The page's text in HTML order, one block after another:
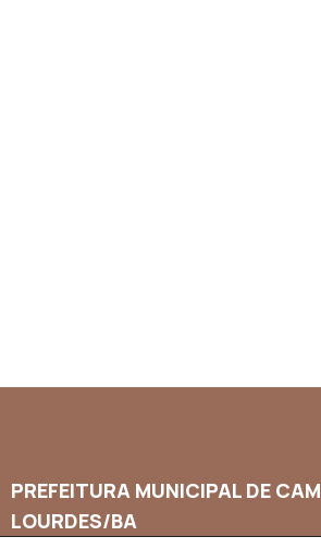
PREFEITURA MUNICIPAL DE
LOURDES/BA